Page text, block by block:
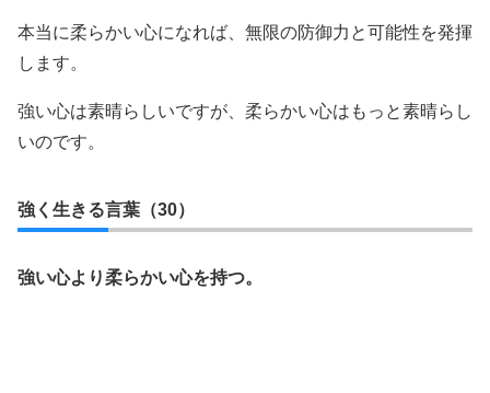
本当に柔らかい心になれば、無限の防御力と可能性を発揮
します。
強い心は素晴らしいですが、柔らかい心はもっと素晴らし
いのです。
強く生きる言葉（30）
強い心より柔らかい心を持つ。